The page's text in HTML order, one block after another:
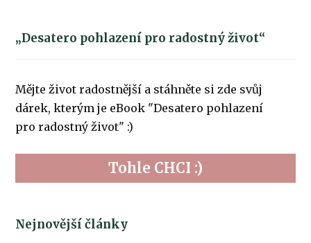
„Desatero pohlazení pro radostný život“
Mějte život radostnější a stáhněte si zde svůj
dárek, kterým je eBook "Desatero pohlazení
pro radostný život" :)
Tohle CHCI :)
Nejnovější články